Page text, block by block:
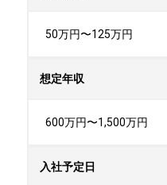
50万円〜125万円
想定年収
600万円〜1,500万円
入社予定日